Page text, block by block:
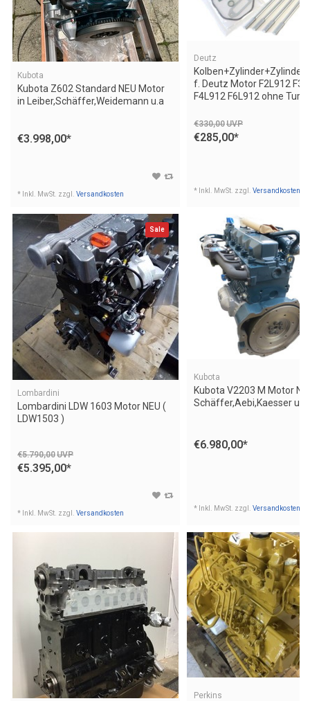
Kubota
Kubota Z602 Standard NEU Motor
in Leiber,Schäffer,Weidemann u.a
€3.998,00*
* Inkl. MwSt. zzgl. Versandkosten
Deutz
f. Deutz Motor F2L912
F4L912 F6L912 ohne
€330,00UVP
€285,00*
* Inkl. MwSt. zzgl. Versandkosten
Sale
Lombardini
Lombardini LDW 1603 Motor NEU (
LDW1503 )
€5.790,00UVP
€5.395,00*
* Inkl. MwSt. zzgl. Versandkosten
Kubota
Kubota V2203 M Motor
Schäffer,Aebi,Kaesser u.a
€6.980,00*
* Inkl. MwSt. zzgl. Versandkosten
Perkins